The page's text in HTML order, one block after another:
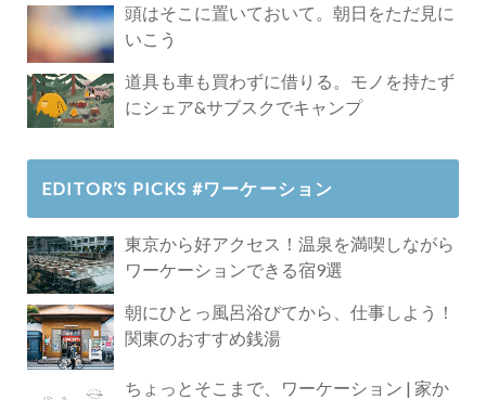
頭はそこに置いておいて。朝日をただ見に
いこう
道具も車も買わずに借りる。モノを持たず
にシェア&サブスクでキャンプ
EDITOR’S PICKS #ワーケーション
東京から好アクセス！温泉を満喫しながら
ワーケーションできる宿9選
朝にひとっ風呂浴びてから、仕事しよう！
関東のおすすめ銭湯
ちょっとそこまで、ワーケーション | 家か